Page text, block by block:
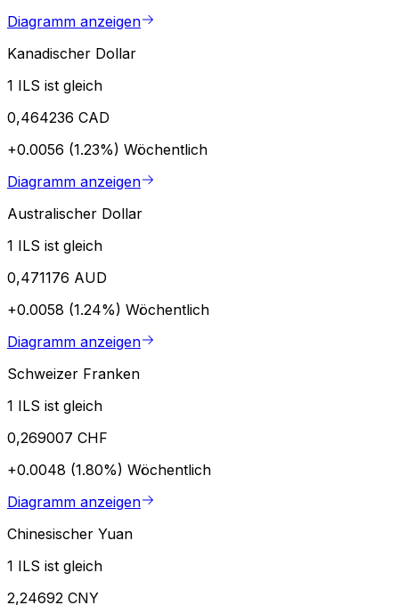
Diagramm anzeigen
Kanadischer Dollar
1 ILS ist gleich
0,464236 CAD
+0.0056 (1.23%) Wöchentlich
Diagramm anzeigen
Australischer Dollar
1 ILS ist gleich
0,471176 AUD
+0.0058 (1.24%) Wöchentlich
Diagramm anzeigen
Schweizer Franken
1 ILS ist gleich
0,269007 CHF
+0.0048 (1.80%) Wöchentlich
Diagramm anzeigen
Chinesischer Yuan
1 ILS ist gleich
2,24692 CNY